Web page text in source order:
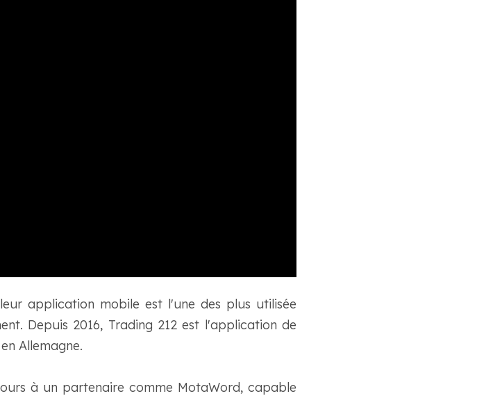
application mobile est l'une des plus utilisée
Depuis 2016, Trading 212 est l'application de
Allemagne.
à un partenaire comme MotaWord, capable